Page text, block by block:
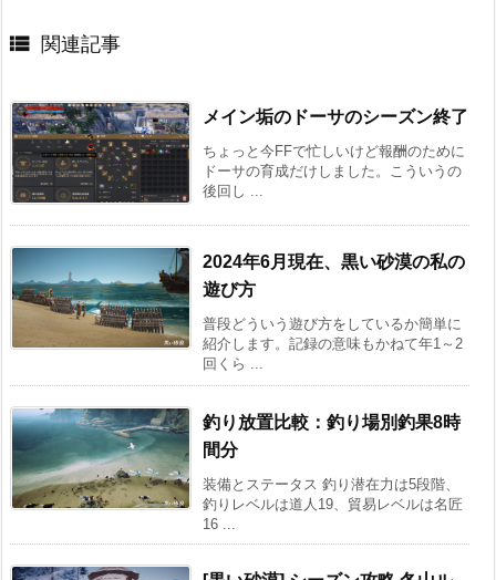
 関連記事
メイン垢のドーサのシーズン終了
ちょっと今FFで忙しいけど報酬のために
ドーサの育成だけしました。こういうの
後回し ...
2024年6月現在、黒い砂漠の私の
遊び方
普段どういう遊び方をしているか簡単に
紹介します。記録の意味もかねて年1～2
回くら ...
釣り放置比較：釣り場別釣果8時
間分
装備とステータス 釣り潜在力は5段階、
釣りレベルは道人19、貿易レベルは名匠
16 ...